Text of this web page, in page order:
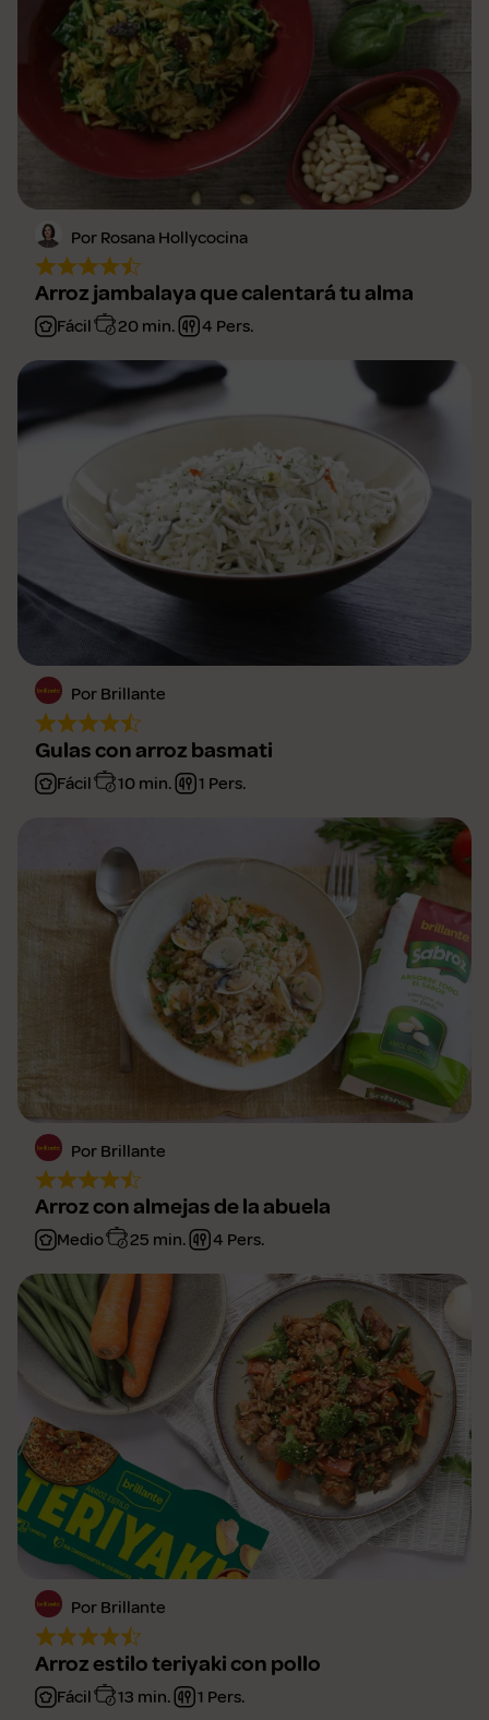
Por Rosana Hollycocina
Arroz jambalaya que calentará tu alma
Fácil 20 min. 4 Pers.
Por Brillante
Gulas con arroz basmati
Fácil 10 min. 1 Pers.
Por Brillante
Arroz con almejas de la abuela
Medio 25 min. 4 Pers.
Por Brillante
Arroz estilo teriyaki con pollo
Fácil 13 min. 1 Pers.